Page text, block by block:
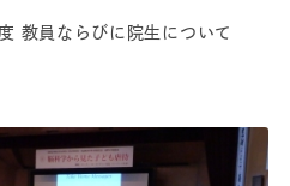
教員ならびに院生について